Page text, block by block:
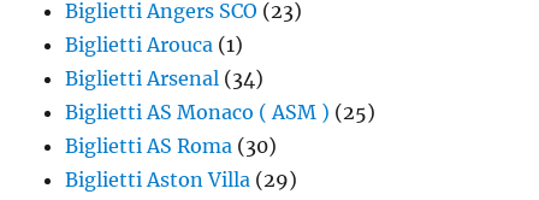
Biglietti Angers SCO (23)
Biglietti Arouca (1)
Biglietti Arsenal (34)
Biglietti AS Monaco ( ASM ) (25)
Biglietti AS Roma (30)
Biglietti Aston Villa (29)